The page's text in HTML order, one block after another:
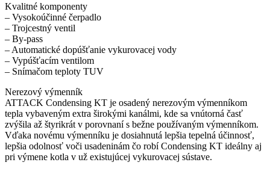
Kvalitné komponenty
– Vysokoúčinné čerpadlo
– Trojcestný ventil
– By-pass
– Automatické dopúšťanie vykurovacej vody
– Vypúšťacím ventilom
– Snímačom teploty TUV
Nerezový výmenník
ATTACK Condensing KT je osadený nerezovým výmenníkom
tepla vybaveným extra širokými kanálmi, kde sa vnútorná časť
zvýšila až štyrikrát v porovnaní s bežne používaným výmenníkom.
Vďaka novému výmenníku je dosiahnutá lepšia tepelná účinnosť,
lepšia odolnosť voči usadeninám čo robí Condensing KT ideálny aj
pri výmene kotla v už existujúcej vykurovacej sústave.